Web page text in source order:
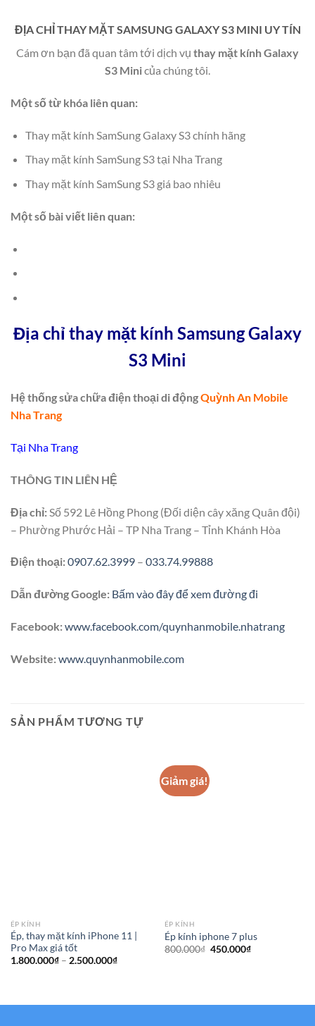
ĐỊA CHỈ THAY MẶT SAMSUNG GALAXY S3 MINI UY TÍN
Cám ơn bạn đã quan tâm tới dịch vụ thay mặt kính Galaxy
S3 Minicủa chúng tôi.
Một số từ khóa liên quan:
Thay mặt kính SamSung Galaxy S3 chính hãng
Thay mặt kính SamSung S3 tại Nha Trang
Thay mặt kính SamSung S3 giá bao nhiêu
Một số bài viết liên quan:
Địa chỉ thay mặt kính Samsung Galaxy
S3 Mini
Hệ thống sửa chữa điện thoại di độngQuỳnh An Mobile
Nha Trang
Tại Nha Trang
THÔNG TIN LIÊN HỆ
Địa chỉ: Số 592 Lê Hồng Phong (Đối diện cây xăng Quân đội)
– Phường Phước Hải – TP Nha Trang – Tỉnh Khánh Hòa
Điện thoại:0907.62.3999 – 033.74.99888
Dẫn đường Google: Bấm vào đây để xem đường đi
Facebook:www.facebook.com/quynhanmobile.nhatrang
Website:www.quynhanmobile.com
SẢN PHẨM TƯƠNG TỰ
ÉP KÍNH
Ép, thay mặt kính iPhone 11 |
Pro Max giá tốt
1.800.000₫ – 2.500.000₫Khoảng
2.500.000₫
Giảm giá!
ÉP KÍNH
Ép kính iphone 7 plus
800.000₫ Giá
450.000₫Giá